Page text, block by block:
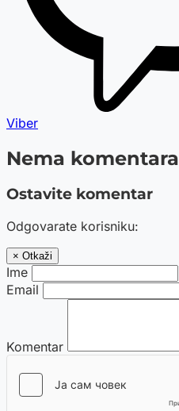
Viber
Nema komentara
Ostavite komentar
Odgovarate korisniku:
× Otkaži
Ime
Email
Komentar